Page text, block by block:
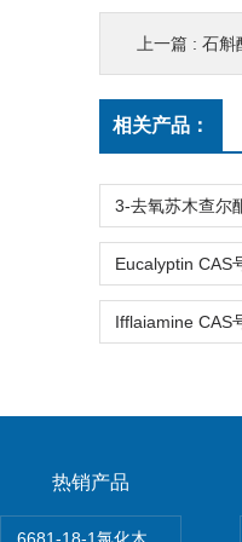
上一篇 : 石斛
相关产品：
热销产品